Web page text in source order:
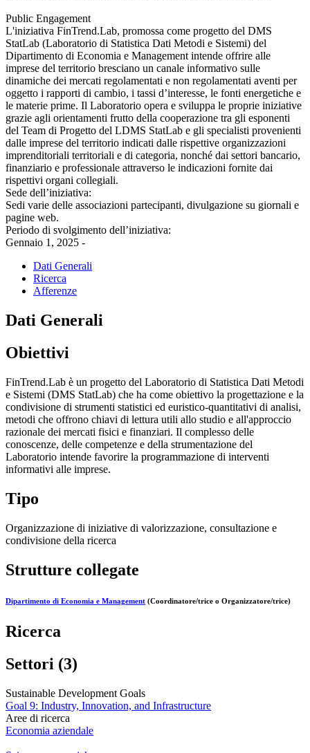
Public Engagement
L'iniziativa FinTrend.Lab, promossa come progetto del DMS
StatLab (Laboratorio di Statistica Dati Metodi e Sistemi) del
Dipartimento di Economia e Management intende offrire alle
imprese del territorio bresciano un canale informativo sulle
dinamiche dei mercati regolamentati e non regolamentati aventi per
oggetto i rapporti di cambio, i tassi d’interesse, le fonti energetiche e
le materie prime. Il Laboratorio opera e sviluppa le proprie iniziative
grazie agli orientamenti frutto della cooperazione tra gli esponenti
del Team di Progetto del LDMS StatLab e gli specialisti provenienti
dalle imprese del territorio indicati dalle rispettive organizzazioni
imprenditoriali territoriali e di categoria, nonché dai settori bancario,
finanziario e professionale attraverso le indicazioni fornite dai
rispettivi organi collegiali.
Sede dell’iniziativa:
Sedi varie delle associazioni partecipanti, divulgazione su giornali e
pagine web.
Periodo di svolgimento dell’iniziativa:
Gennaio 1, 2025 -
Dati Generali
Ricerca
Afferenze
Dati Generali
Obiettivi
FinTrend.Lab è un progetto del Laboratorio di Statistica Dati Metodi
e Sistemi (DMS StatLab) che ha come obiettivo la progettazione e la
condivisione di strumenti statistici ed euristico-quantitativi di analisi,
metodi che offrono chiavi di lettura utili allo studio e all'approccio
razionale dei mercati fisici e finanziari. Il complesso delle
conoscenze, delle competenze e della strumentazione del
Laboratorio intende favorire la programmazione di interventi
informativi alle imprese.
Tipo
Organizzazione di iniziative di valorizzazione, consultazione e
condivisione della ricerca
Strutture collegate
Dipartimento di Economia e Management (Coordinatore/trice o Organizzatore/trice)
Ricerca
Settori (3)
Sustainable Development Goals
Goal 9: Industry, Innovation, and Infrastructure
Aree di ricerca
Economia aziendale